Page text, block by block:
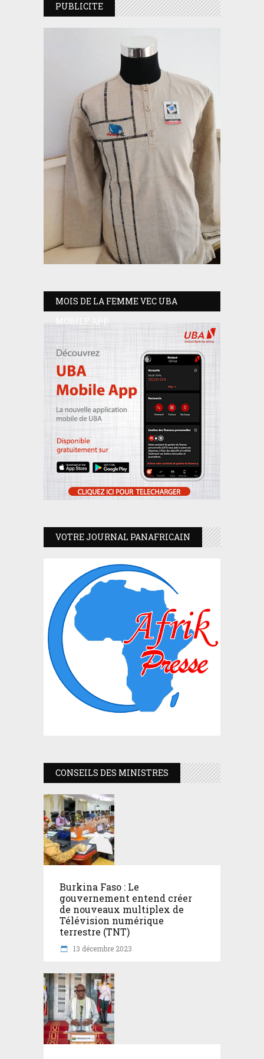
PUBLICITE
MOIS DE LA FEMME VEC UBA
MOBILE APP
VOTRE JOURNAL PANAFRICAIN
CONSEILS DES MINISTRES
Burkina Faso : Le
gouvernement entend créer
de nouveaux multiplex de
Télévision numérique
terrestre (TNT)
13 décembre 2023